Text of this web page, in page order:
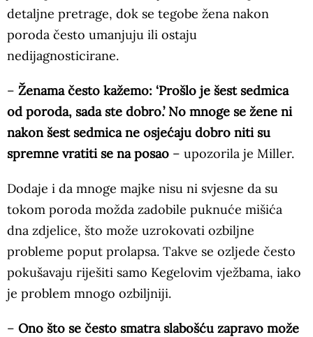
detaljne pretrage, dok se tegobe žena nakon
poroda često umanjuju ili ostaju
nedijagnosticirane.
– Ženama često kažemo: ‘Prošlo je šest sedmica
od poroda, sada ste dobro.’ No mnoge se žene ni
nakon šest sedmica ne osjećaju dobro niti su
spremne vratiti se na posao – upozorila je Miller.
Dodaje i da mnoge majke nisu ni svjesne da su
tokom poroda možda zadobile puknuće mišića
dna zdjelice, što može uzrokovati ozbiljne
probleme poput prolapsa. Takve se ozljede često
pokušavaju riješiti samo Kegelovim vježbama, iako
je problem mnogo ozbiljniji.
– Ono što se često smatra slabošću zapravo može